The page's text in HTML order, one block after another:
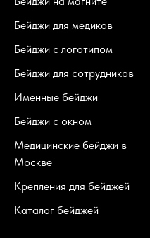
Бейджи для медиков
Бейджи с логотипом
Бейджи для сотрудников
Именные бейджи
Бейджи с окном
Медицинские бейджи в
Москве
Крепления для бейджей
Каталог бейджей